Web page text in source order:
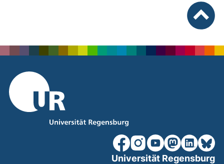
nach
unsere Facebook-Seite
unsere Instagram-
unsere YouTube-
unsereunsere
Universität Regensburg